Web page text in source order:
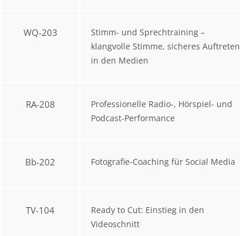
WQ-203
Stimm- und Sprechtraining –
klangvolle Stimme, sicheres Auftreten
in den Medien
RA-208
Professionelle Radio-, Hörspiel- und
Podcast-Performance
Bb-202 Fotografie-Coaching für Social Media
TV-104
Ready to Cut: Einstieg in den
Videoschnitt